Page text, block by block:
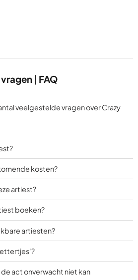
| FAQ
veelgestelde vragen over Crazy
kosten?
artiest?
boeken?
artiesten?
act onverwacht niet kan